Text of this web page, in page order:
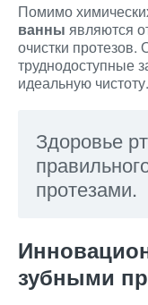
Помимо
ванны являются
очистки
труднодоступные
идеальную чистоту.
Здоровье
протезами.
зубными